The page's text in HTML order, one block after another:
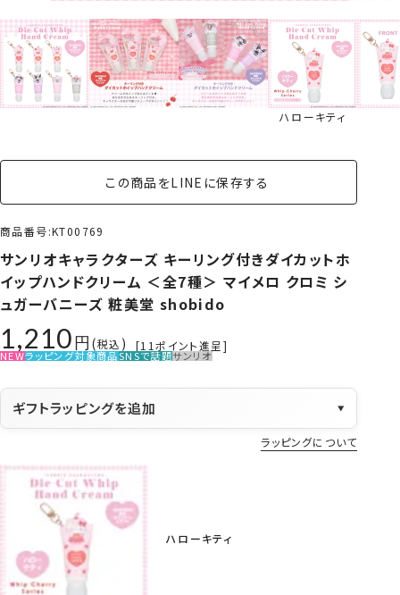
ハローキティ
この商品をLINEに保存する
商品番号 KT00769
サンリオキャラクターズ キーリング付きダイカットホ
イップハンドクリーム ＜全7種＞ マイメロ クロミ シ
ュガーバニーズ 粧美堂 shobido
1,210 税込 [11ポイント進呈]
NEWラッピング対象商品SNSで話題サンリオ
ギフトラッピングを追加 ▼
ラッピングについて
ハローキティ